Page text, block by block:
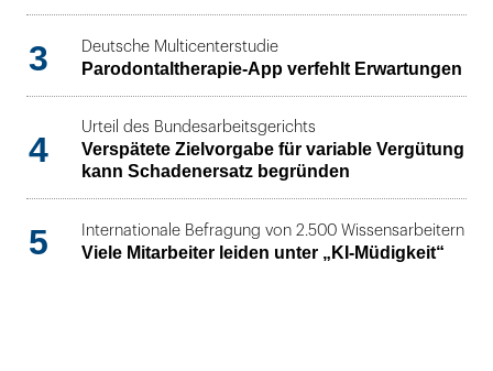
3 Deutsche Multicenterstudie
Parodontaltherapie-App verfehlt Erwartungen
4
Urteil des Bundesarbeitsgerichts
Verspätete Zielvorgabe für variable Vergütung
kann Schadenersatz begründen
5 Internationale Befragung von 2.500 Wissensarbeitern
Viele Mitarbeiter leiden unter „KI-Müdigkeit“